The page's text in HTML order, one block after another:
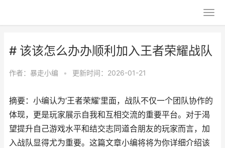
# 该该怎么办办顺利加入王者荣耀战队
作者： 暴走小编 • 更新时间：2026-01-21
摘要：小编认为‘王者荣耀’里面，战队不仅一个团队协作的
体现，更是玩家展示自我和互相交流的重要平台。对于渴
望提升自己游戏水平和结交志同道合朋友的玩家而言，加
入战队显得尤为重要。这篇文章小编将将为你详细介绍该